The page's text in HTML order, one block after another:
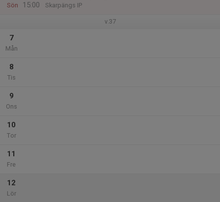
Sön
15:00
Skarpängs IP
v.37
7
Mån
8
Tis
9
Ons
10
Tor
11
Fre
12
Lör